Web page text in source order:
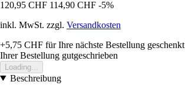
120,95 CHF 114,90 CHF -5%
inkl. MwSt. zzgl. Versandkosten
+5,75 CHF für Ihre nächste Bestellung geschenkt
Ihrer Bestellung gutgeschrieben
Loading...
Beschreibung